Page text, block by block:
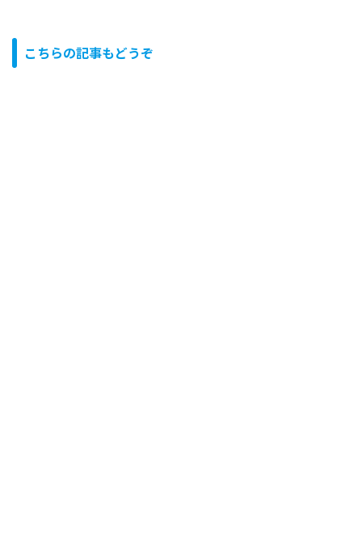
こちらの記事もどうぞ